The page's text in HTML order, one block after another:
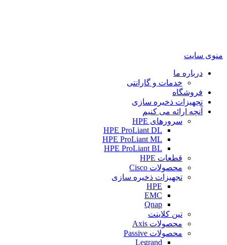
منوی سایت
درباره ما
خدمات و گارانتی
فروشگاه
تجهیزات ذخیره سازی
آنچه ارائه می کنیم
سرورهای HPE
HPE ProLiant DL
HPE ProLiant ML
HPE ProLiant BL
قطعات HPE
محصولات Cisco
تجهیزات ذخیره سازی
HPE
EMC
Qnap
تین کلاینت
محصولات Axis
محصولات Passive
Legrand